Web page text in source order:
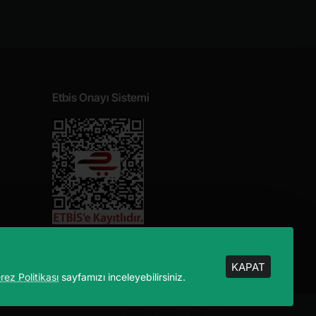
Politikası sayfamızı inceleyebilirsiniz.
KAPAT
Etbis Onayı Sistemi